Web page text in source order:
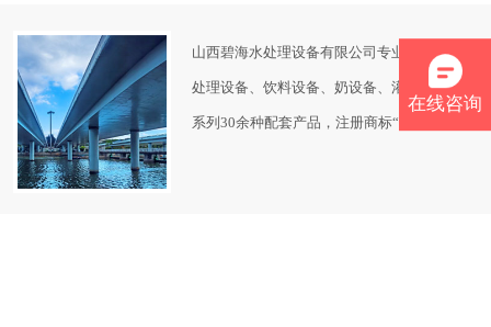
山西碧海水处理设备有限公司专业制造生产水
处理设备、饮料设备、奶设备、灌装设备五大
系列30余种配套产品，注册商标“碧海” 。
在线咨询